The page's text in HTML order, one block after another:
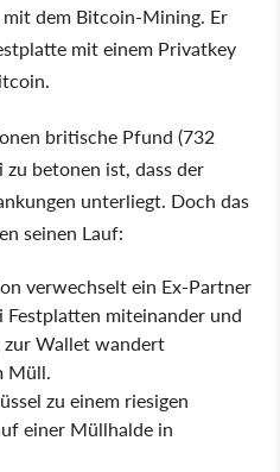
dem Bitcoin-Mining. Er
mit einem Privatkey
britische Pfund (732
betonen ist, dass der
unterliegt. Doch das
seinen Lauf:
verwechselt ein Ex-Partner
Festplatten miteinander und
Wallet wandert
Müll.
zu einem riesigen
einer Müllhalde in